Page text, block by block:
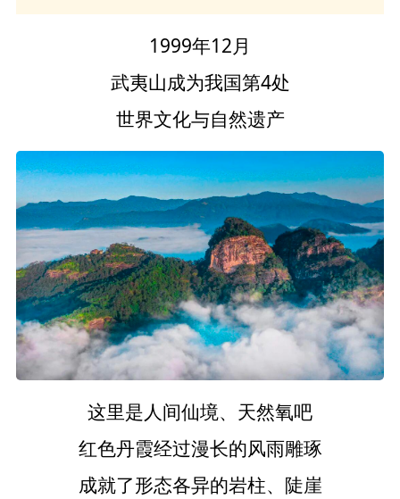
1999年12月
武夷山成为我国第4处
世界文化与自然遗产
这里是人间仙境、天然氧吧
红色丹霞经过漫长的风雨雕琢
成就了形态各异的岩柱、陡崖